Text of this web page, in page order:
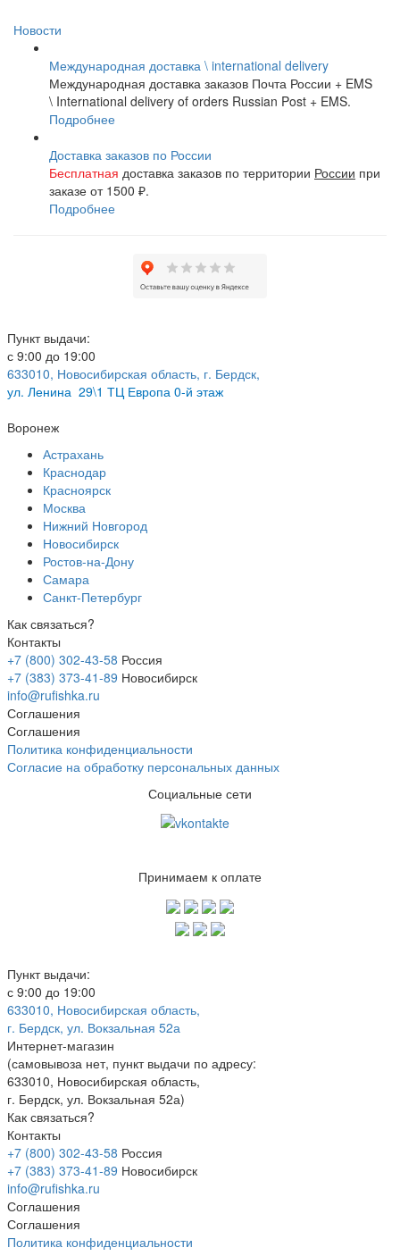
Новости
Международная доставка \ international delivery
Международная доставка заказов Почта России + EMS
\ International delivery of orders Russian Post + EMS.
Подробнее
Доставка заказов по России
Бесплатная доставка заказов по территории России при
заказе от 1500 ₽.
Подробнее
Пункт выдачи:
с 9:00 до 19:00
633010, Новосибирская область, г. Бердск,
ул. Ленина 29\1 ТЦ Европа 0-й этаж
Воронеж
Астрахань
Краснодар
Красноярск
Москва
Нижний Новгород
Новосибирск
Ростов-на-Дону
Самара
Санкт-Петербург
Как связаться?
Контакты
+7 (800) 302-43-58 Россия
+7 (383) 373-41-89 Новосибирск
info@rufishka.ru
Соглашения
Соглашения
Политика конфиденциальности
Согласие на обработку персональных данных
Социальные сети
Принимаем к оплате
Пункт выдачи:
с 9:00 до 19:00
633010, Новосибирская область,
г. Бердск, ул. Вокзальная 52а
Интернет-магазин
(самовывоза нет, пункт выдачи по адресу:
633010, Новосибирская область,
г. Бердск, ул. Вокзальная 52а)
Как связаться?
Контакты
+7 (800) 302-43-58 Россия
+7 (383) 373-41-89 Новосибирск
info@rufishka.ru
Соглашения
Соглашения
Политика конфиденциальности